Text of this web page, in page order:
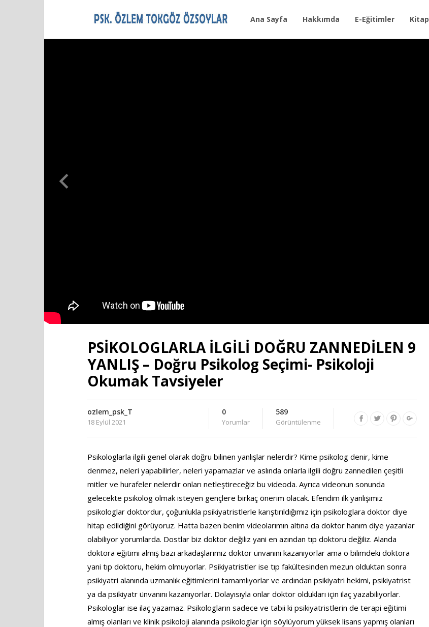
Ana Sayfa Hakkımda E-Eğitimler Kitap
PSİKOLOGLARLA İLGİLİ DOĞRU ZANNEDİLEN 9
YANLIŞ – Doğru Psikolog Seçimi- Psikoloji
Okumak Tavsiyeler
ozlem_psk_T
18 Eylül 2021
0
Yorumlar
589
Görüntülenme
Psikologlarla ilgili genel olarak doğru bilinen yanlışlar nelerdir? Kime psikolog denir, kime
denmez, neleri yapabilirler, neleri yapamazlar ve aslında onlarla ilgili doğru zannedilen çeşitli
mitler ve hurafeler nelerdir onları netleştireceğiz bu videoda. Ayrıca videonun sonunda
gelecekte psikolog olmak isteyen gençlere birkaç önerim olacak. Efendim ilk yanlışımız
psikologlar doktordur, çoğunlukla psikiyatristlerle karıştırıldığımız için psikologlara doktor diye
hitap edildiğini görüyoruz. Hatta bazen benim videolarımın altına da doktor hanım diye yazanlar
olabiliyor yorumlarda. Dostlar biz doktor değiliz yani en azından tıp doktoru değiliz. Alanda
doktora eğitimi almış bazı arkadaşlarımız doktor ünvanını kazanıyorlar ama o bilimdeki doktora
yani tıp doktoru, hekim olmuyorlar. Psikiyatristler ise tıp fakültesinden mezun olduktan sonra
psikiyatri alanında uzmanlık eğitimlerini tamamlıyorlar ve ardından psikiyatri hekimi, psikiyatrist
ya da psikiyatr ünvanını kazanıyorlar. Dolayısıyla onlar doktor oldukları için ilaç yazabiliyorlar.
Psikologlar ise ilaç yazamaz. Psikologların sadece ve tabii ki psikiyatristlerin de terapi eğitimi
almış olanları ve klinik psikoloji alanında psikologlar için söylüyorum yüksek lisans yapmış olanları